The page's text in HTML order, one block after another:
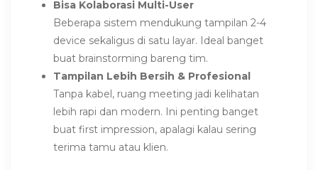
Bisa Kolaborasi Multi-User
Beberapa sistem mendukung tampilan 2-4
device sekaligus di satu layar. Ideal banget
buat brainstorming bareng tim.
Tampilan Lebih Bersih & Profesional
Tanpa kabel, ruang meeting jadi kelihatan
lebih rapi dan modern. Ini penting banget
buat first impression, apalagi kalau sering
terima tamu atau klien.